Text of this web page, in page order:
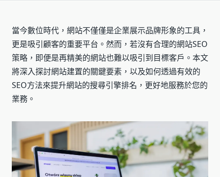
當今數位時代，網站不僅僅是企業展示品牌形象的工具，
更是吸引顧客的重要平台。然而，若沒有合理的網站SEO
策略，即便是再精美的網站也難以吸引到目標客戶。本文
將深入探討網站建置的關鍵要素，以及如何透過有效的
SEO方法來提升網站的搜尋引擎排名，更好地服務於您的
業務。